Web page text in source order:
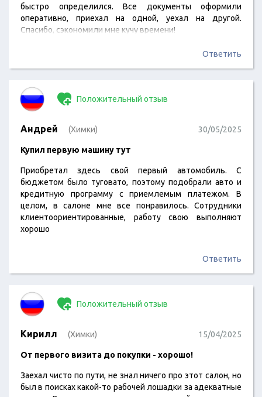
быстро определился. Все документы оформили
оперативно, приехал на одной, уехал на другой.
Спасибо, сэкономили мне кучу времени!
Ответить
Положительный отзыв
Андрей (Химки) 30/05/2025
Купил первую машину тут
Приобретал здесь свой первый автомобиль. С
бюджетом было туговато, поэтому подобрали авто и
кредитную программу с приемлемым платежом. В
целом, в салоне мне все понравилось. Сотрудники
клиентоориентированные, работу свою выполняют
хорошо
Ответить
Положительный отзыв
Кирилл (Химки) 15/04/2025
От первого визита до покупки - хорошо!
Заехал чисто по пути, не знал ничего про этот салон, но
был в поисках какой-то рабочей лошадки за адекватные